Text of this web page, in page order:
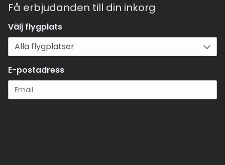
Få erbjudanden till din inkorg
Välj flygplats
E-postadress